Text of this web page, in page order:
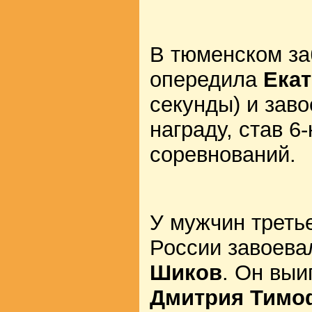
В тюменском
опередила
секунды) и
награду, став
соревнований.
У мужчин
России
Шиков. Он
Дмитрия